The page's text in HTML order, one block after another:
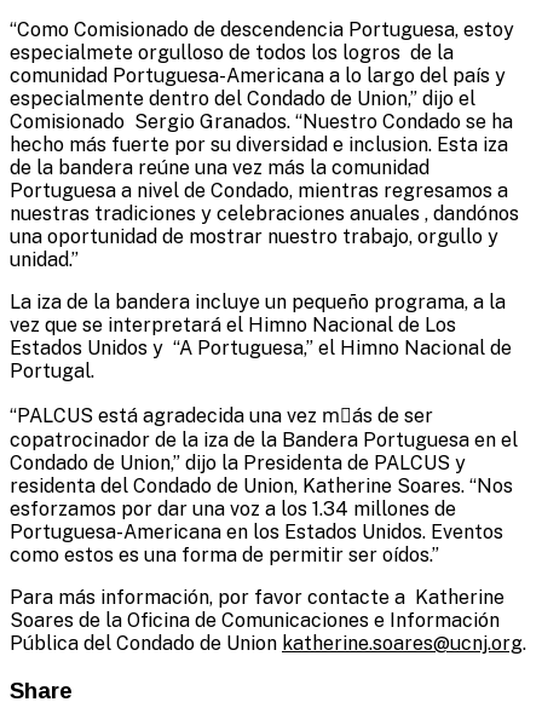
“Como Comisionado de descendencia Portuguesa, estoy
especialmete orgulloso de todos los logros de la
comunidad Portuguesa-Americana a lo largo del país y
especialmente dentro del Condado de Union,” dijo el
Comisionado Sergio Granados. “Nuestro Condado se ha
hecho más fuerte por su diversidad e inclusion. Esta iza
de la bandera reúne una vez más la comunidad
Portuguesa a nivel de Condado, mientras regresamos a
nuestras tradiciones y celebraciones anuales , dandónos
una oportunidad de mostrar nuestro trabajo, orgullo y
unidad.”
La iza de la bandera incluye un pequeño programa, a la
vez que se interpretará el Himno Nacional de Los
Estados Unidos y “A Portuguesa,” el Himno Nacional de
Portugal.
“PALCUS está agradecida una vez mِás de ser
copatrocinador de la iza de la Bandera Portuguesa en el
Condado de Union,” dijo la Presidenta de PALCUS y
residenta del Condado de Union, Katherine Soares. “Nos
esforzamos por dar una voz a los 1.34 millones de
Portuguesa-Americana en los Estados Unidos. Eventos
como estos es una forma de permitir ser oídos.”
Para más información, por favor contacte a Katherine
Soares de la Oficina de Comunicaciones e Información
Pública del Condado de Union katherine.soares@ucnj.org.
Share